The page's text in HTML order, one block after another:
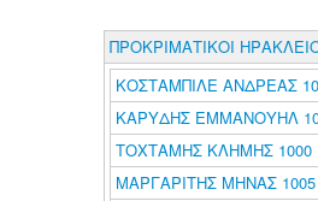
ΠΡΟΚΡΙΜΑΤΙΚΟΙ
ΚΟΣΤΑΜΠΙΛΕ ΑΝΔΡΕΑΣ
ΚΑΡΥΔΗΣ ΕΜΜΑΝΟΥΗΛ
ΤΟΧΤΑΜΗΣ ΚΛΗΜΗΣ 1000
ΜΑΡΓΑΡΙΤΗΣ ΜΗΝΑΣ 1005